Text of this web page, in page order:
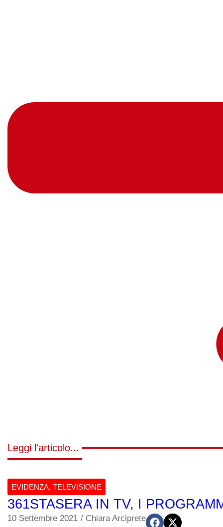
Leggi l'articolo...
EVIDENZA, TELEVISIONE
361STASERA IN TV, I
10 Settembre 2021 / Chiara Arciprete